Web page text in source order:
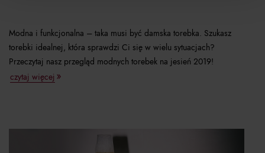
Modna i funkcjonalna – taka musi być damska torebka. Szukasz
torebki idealnej, która sprawdzi Ci się w wielu sytuacjach?
Przeczytaj nasz przegląd modnych torebek na jesień 2019!
czytaj więcej